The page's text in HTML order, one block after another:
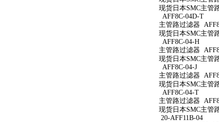
现货日本SMC主管
AFF8C-04D-T
主管路过滤器
现货日本SMC主管
AFF8C-04-H
主管路过滤器
现货日本SMC主管
AFF8C-04-J
主管路过滤器
现货日本SMC主管
AFF8C-04-T
主管路过滤器
现货日本SMC主管
20-AFF11B-04